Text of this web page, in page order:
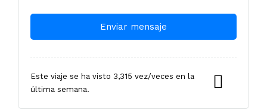
Este viaje se ha visto 3,315 vez/veces en la
última semana.